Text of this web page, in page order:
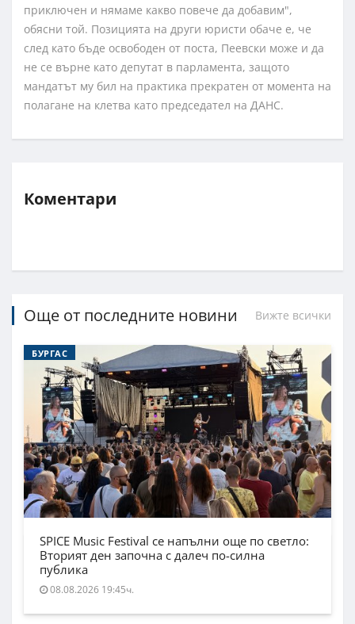
приключен и нямаме какво повече да добавим",
обясни той. Позицията на други юристи обаче е, че
след като бъде освободен от поста, Пеевски може и да
не се върне като депутат в парламента, защото
мандатът му бил на практика прекратен от момента на
полагане на клетва като председател на ДАНС.
Коментари
Още от последните новини Вижте всички
БУРГАС
SPICE Music Festival се напълни още по светло:
Вторият ден започна с далеч по-силна
публика
08.08.2026 19:45ч.